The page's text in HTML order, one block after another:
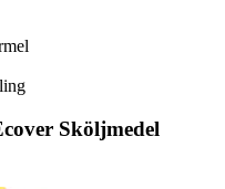
Sköljmedel